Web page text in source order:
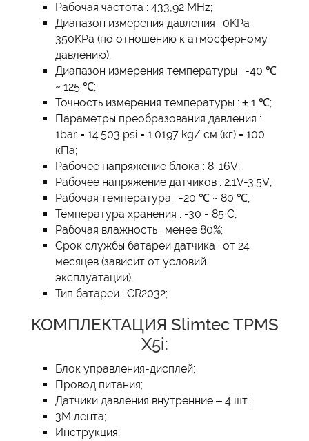
Рабочая частота : 433,92 MHz;
Диапазон измерения давления : 0KPa-
350KPa (по отношению к атмосферному
давлению);
Диапазон измерения температуры : -40 ℃
~ 125 ℃;
Точность измерения температуры : ± 1 ℃;
Параметры преобразования давления :
1bar = 14.503 psi = 1.0197 kg/ см (кг) = 100
кПа;
Рабочее напряжение блока : 8-16V;
Рабочее напряжение датчиков : 2.1V-3.5V;
Рабочая температура : -20 ℃ ~ 80 ℃;
Температура хранения : -30 - 85 С;
Рабочая влажность : менее 80%;
Срок службы батареи датчика : от 24
месяцев (зависит от условий
эксплуатации);
Тип батареи : CR2032;
КОМПЛЕКТАЦИЯ Slimtec TPMS
X5i:
Блок управления-дисплей;
Провод питания;
Датчики давления внутренние – 4 шт.;
3М лента;
Инструкция;